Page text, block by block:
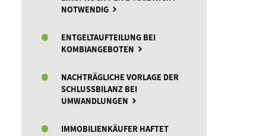
NOTWENDIG
ENTGELTAUFTEILUNG BEI
KOMBIANGEBOTEN
NACHTRÄGLICHE VORLAGE DER
SCHLUSSBILANZ BEI
UMWANDLUNGEN
IMMOBILIENKÄUFER HAFTET